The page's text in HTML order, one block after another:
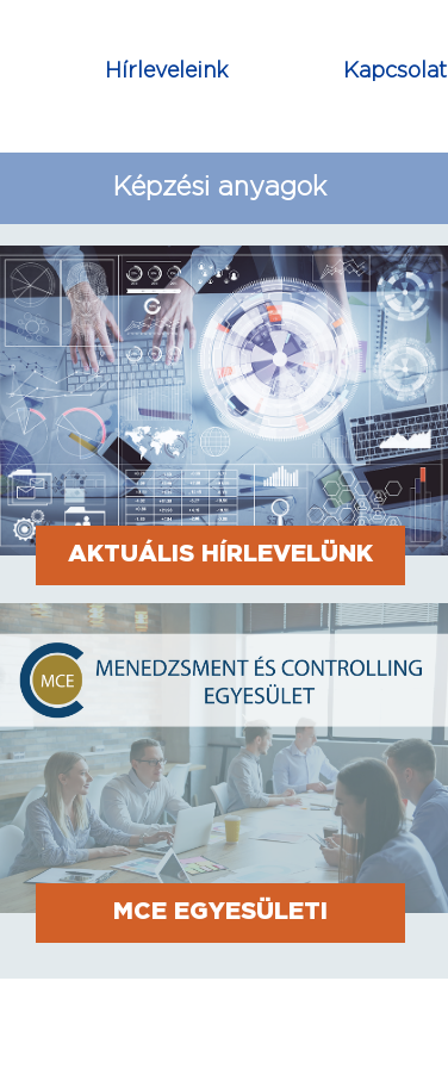
Kapcsolat
Hírleveleink
Képzési anyagok
AKTUÁLIS HÍRLEVELÜNK
MCE EGYESÜLETI